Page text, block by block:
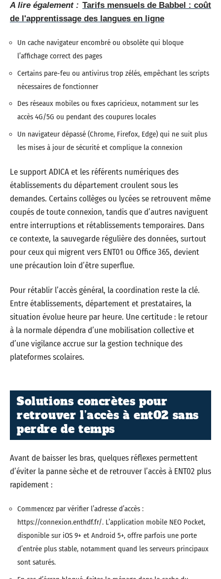
A lire également : Tarifs mensuels de Babbel : coût
de l'apprentissage des langues en ligne
Un cache navigateur encombré ou obsolète qui bloque
l’affichage correct des pages
Certains pare-feu ou antivirus trop zélés, empêchant les scripts
nécessaires de fonctionner
Des réseaux mobiles ou fixes capricieux, notamment sur les
accès 4G/5G ou pendant des coupures locales
Un navigateur dépassé (Chrome, Firefox, Edge) qui ne suit plus
les mises à jour de sécurité et complique la connexion
Le support ADICA et les référents numériques des
établissements du département croulent sous les
demandes. Certains collèges ou lycées se retrouvent même
coupés de toute connexion, tandis que d’autres naviguent
entre interruptions et rétablissements temporaires. Dans
ce contexte, la sauvegarde régulière des données, surtout
pour ceux qui migrent vers ENT01 ou Office 365, devient
une précaution loin d’être superflue.
Pour rétablir l’accès général, la coordination reste la clé.
Entre établissements, département et prestataires, la
situation évolue heure par heure. Une certitude : le retour
à la normale dépendra d’une mobilisation collective et
d’une vigilance accrue sur la gestion technique des
plateformes scolaires.
Solutions concrètes pour
retrouver l’accès à ent02 sans
perdre de temps
Avant de baisser les bras, quelques réflexes permettent
d’éviter la panne sèche et de retrouver l’accès à ENT02 plus
rapidement :
Commencez par vérifier l’adresse d’accès :
https://connexion.enthdf.fr/. L’application mobile NEO Pocket,
disponible sur iOS 9+ et Android 5+, offre parfois une porte
d’entrée plus stable, notamment quand les serveurs principaux
sont saturés.